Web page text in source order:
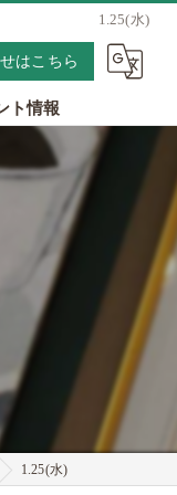
1.25(水)
はこちら
ト情報
1.25(水)